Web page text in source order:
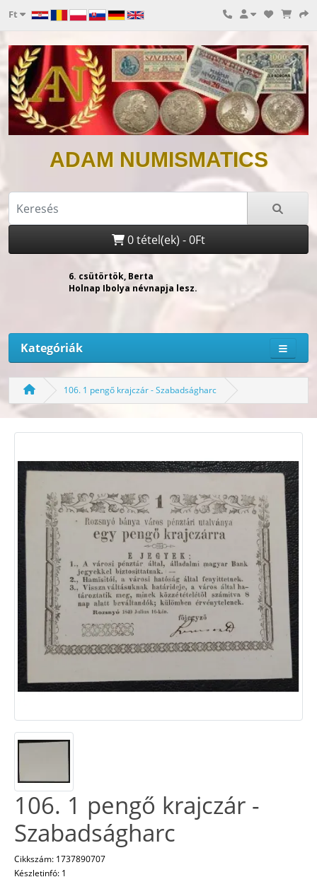
Ft
ADAM NUMISMATICS
0 tétel(ek) - 0Ft
Kategóriák
106. 1 pengő krajczár - Szabadságharc
106. 1 pengő krajczár -
Szabadságharc
Cikkszám: 1737890707
Készletinfó: 1